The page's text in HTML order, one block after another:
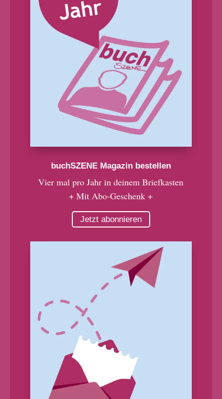
buchSZENE Magazin bestellen
Vier mal pro Jahr in deinem Briefkasten
+ Mit Abo-Geschenk +
Jetzt abonnieren